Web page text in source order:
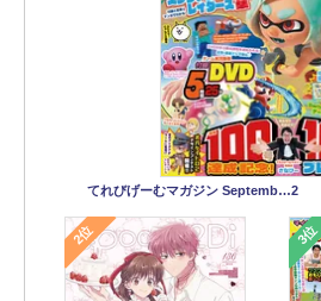
てれびげーむマガジン Septemb…2
2位 3位